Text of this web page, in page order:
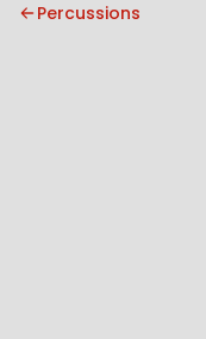
Percussions